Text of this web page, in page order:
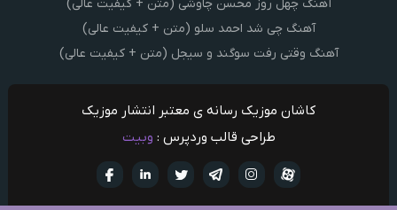
آهنگ چهل روز محسن چاوشی (متن + کیفیت عالی)
آهنگ چی شد احمد سلو (متن + کیفیت عالی)
آهنگ وقتی رفت سوگند و سیجل (متن + کیفیت عالی)
کاشان موزیک رسانه ی معتبر انتشار موزیک
طراحی قالب وردپرس : وبیت
تويتر تلگرام
اینستاگرام آپارات